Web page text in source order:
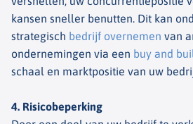
kansen sneller benutten. Dit kan
strategisch bedrijf overnemen van
ondernemingen via een buy and
schaal en marktpositie van uw
4. Risicobeperking